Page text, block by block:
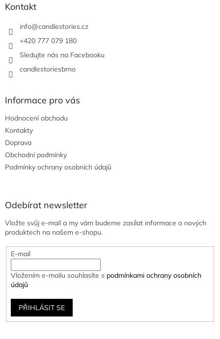
Kontakt
info@candlestories.cz
+420 777 079 180
Sledujte nás na Facebooku
candlestoriesbrno
Informace pro vás
Hodnocení obchodu
Kontakty
Doprava
Obchodní podmínky
Podmínky ochrany osobních údajů
Odebírat newsletter
Vložte svůj e-mail a my vám budeme zasílat informace o nových
produktech na našem e-shopu.
E-mail
Vložením e-mailu souhlasíte s podmínkami ochrany osobních
údajů
PŘIHLÁSIT SE